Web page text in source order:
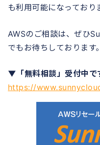
も利用可能になっており
AWSのご相談は、ぜひ
でもお待ちしております。
▼「無料相談」受付中で
https://